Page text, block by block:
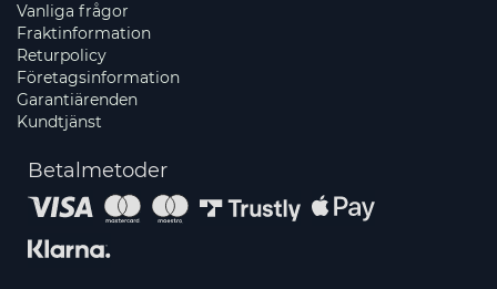
Vanliga frågor
Fraktinformation
Returpolicy
Företagsinformation
Garantiärenden
Kundtjänst
Betalmetoder